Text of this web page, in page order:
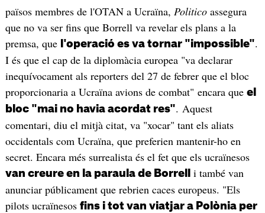
països membres de l'OTAN a Ucraïna, Politico assegura
que no va ser fins que Borrell va revelar els plans a la
premsa, que
l'operació es va tornar "impossible".
I és que el cap de la diplomàcia europea "va declarar
inequívocament als reporters del 27 de febrer que el bloc
proporcionaria a Ucraïna avions de combat" encara que el
bloc "mai no havia acordat res". Aquest
comentari, diu el mitjà citat, va "xocar" tant els aliats
occidentals com Ucraïna, que preferien mantenir-ho en
secret. Encara més surrealista és el fet que els ucraïnesos
van creure en la paraula de Borrell i també van
anunciar públicament que rebrien caces europeus. "Els
pilots ucraïnesos fins i tot van viatjar a Polònia per